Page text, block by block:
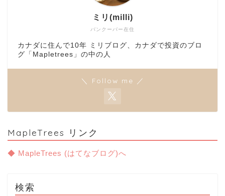
バンクーバー在住
ミリ(milli)
カナダに住んで10年 ミリブログ、カナダで投資のブロ
グ「Mapletrees」の中の人
＼ Follow me ／
MapleTrees リンク
◆ MapleTrees (はてなブログ)へ
検索